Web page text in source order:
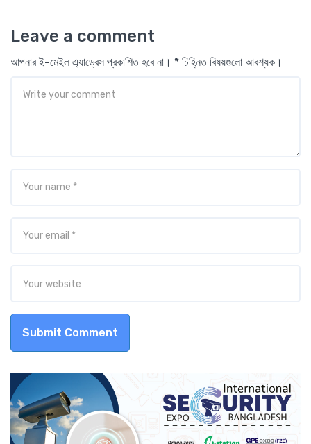
Leave a comment
আপনার ই-মেইল এ্যাড্রেস প্রকাশিত হবে না। * চিহ্নিত বিষয়গুলো আবশ্যক।
Submit Comment